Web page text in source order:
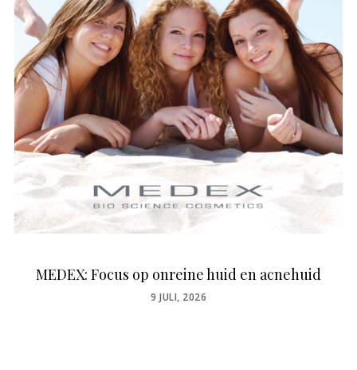
MEDEX: Focus op onreine huid en acnehuid
POSTED
9 JULI, 2026